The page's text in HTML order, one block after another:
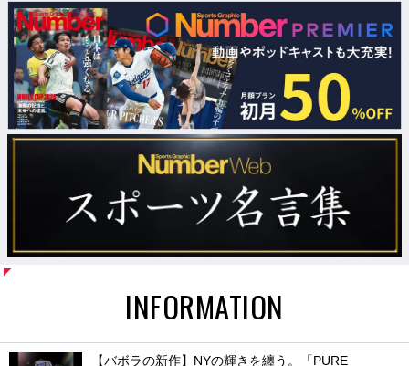
INFORMATION
【バボラの新作】NYの輝きを纏う。「PURE